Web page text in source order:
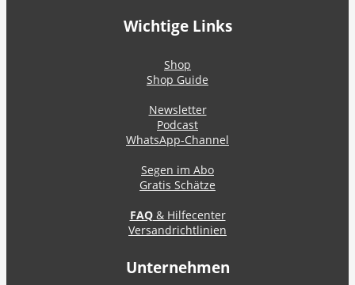
Wichtige Links
Shop
Shop Guide
Newsletter
Podcast
WhatsApp-Channel
Segen im Abo
Gratis Schätze
FAQ& Hilfecenter
Versandrichtlinien
Unternehmen